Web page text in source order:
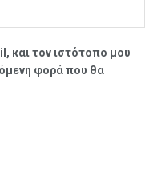
και τον ιστότοπο μου
φορά που θα